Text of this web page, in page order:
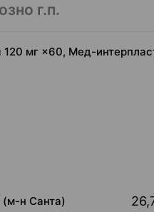
г.п.
мг ×60, Мед-
(м-н Санта)